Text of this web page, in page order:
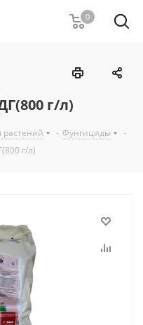
0
г/л)
растений - Фунгициды
-
г/л)